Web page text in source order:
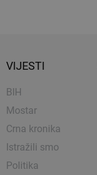
VIJESTI
BIH
Mostar
Crna kronika
Istražili smo
Politika